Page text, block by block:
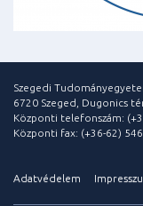
Szegedi
6720 Szeged, Dugonics
Központi telefonszám:
Központi fax: (+36-62)
Adatvédelem